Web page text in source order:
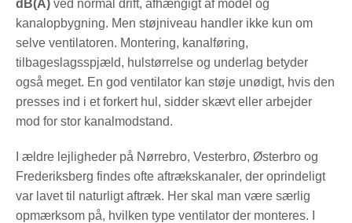
dB(A) ved normal drift, afhængigt af model og
kanalopbygning. Men støjniveau handler ikke kun om
selve ventilatoren. Montering, kanalføring,
tilbageslagsspjæld, hulstørrelse og underlag betyder
også meget. En god ventilator kan støje unødigt, hvis den
presses ind i et forkert hul, sidder skævt eller arbejder
mod for stor kanalmodstand.
I ældre lejligheder på Nørrebro, Vesterbro, Østerbro og
Frederiksberg findes ofte aftrækskanaler, der oprindeligt
var lavet til naturligt aftræk. Her skal man være særlig
opmærksom på, hvilken type ventilator der monteres. I